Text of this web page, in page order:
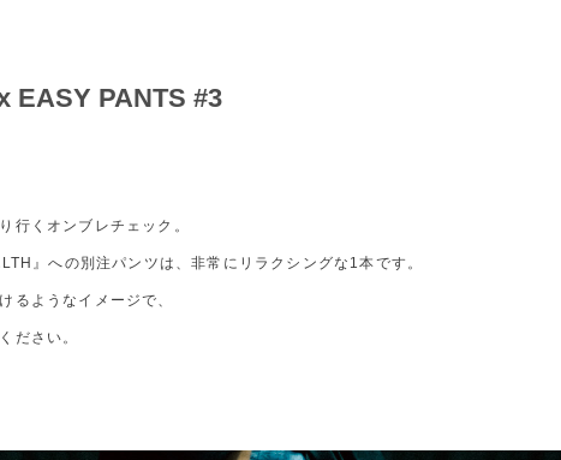
EASY PANTS #3
行くオンブレチェック。
』への別注パンツは、非常にリラクシングな1本です。
るようなイメージで、
ださい。